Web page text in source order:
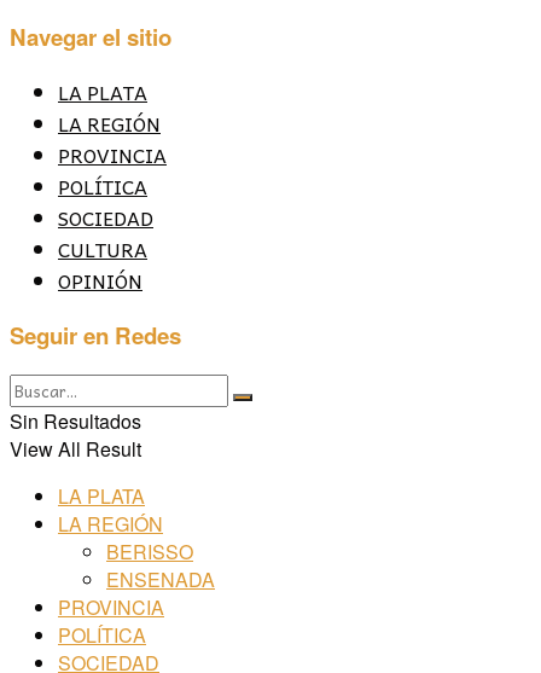
Navegar el sitio
LA PLATA
LA REGIÓN
PROVINCIA
POLÍTICA
SOCIEDAD
CULTURA
OPINIÓN
Seguir en Redes
Sin Resultados
View All Result
LA PLATA
LA REGIÓN
BERISSO
ENSENADA
PROVINCIA
POLÍTICA
SOCIEDAD